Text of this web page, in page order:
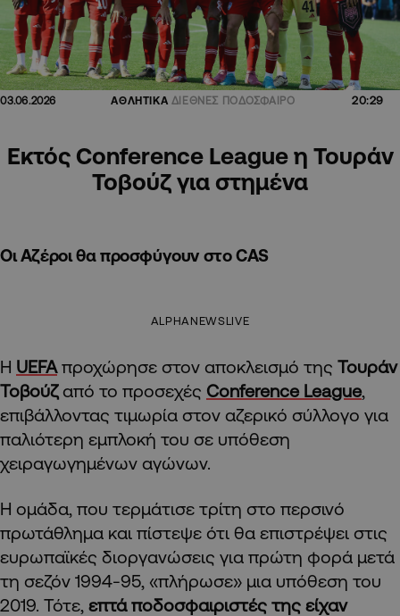
03.06.2026 ΑΘΛΗΤΙΚΑ ΔΙΕΘΝΕΣ ΠΟΔΟΣΦΑΙΡΟ 20:29
Εκτός Conference League η Τουράν
Τοβούζ για στημένα
Οι Αζέροι θα προσφύγουν στο CAS
ALPHANEWSLIVE
Η UEFAπροχώρησε στον αποκλεισμό της Τουράν
Τοβούζαπό το προσεχές Conference League,
επιβάλλοντας τιμωρία στον αζερικό σύλλογο για
παλιότερη εμπλοκή του σε υπόθεση
χειραγωγημένων αγώνων.
Η ομάδα, που τερμάτισε τρίτη στο περσινό
πρωτάθλημα και πίστεψε ότι θα επιστρέψει στις
ευρωπαϊκές διοργανώσεις για πρώτη φορά μετά
τη σεζόν 1994-95, «πλήρωσε» μια υπόθεση του
2019. Τότε, επτά ποδοσφαιριστές της είχαν